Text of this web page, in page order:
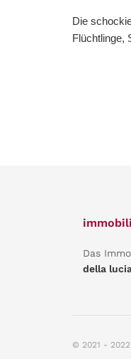
Die
Flüchtlinge,
Das
della
© 2021 -